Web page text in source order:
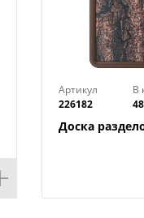
Артикул
226182
В
48
Доска